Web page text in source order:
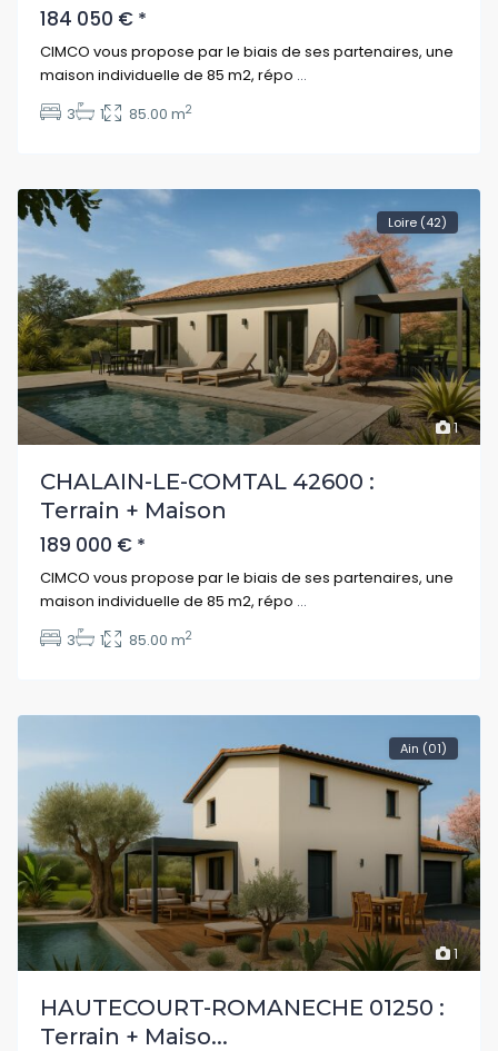
184 050 € *
CIMCO vous propose par le biais de ses partenaires, une
maison individuelle de 85 m2, répo
3 1 85.00 m2
1
Loire (42)
CHALAIN-LE-COMTAL 42600 :
Terrain + Maison
189 000 € *
CIMCO vous propose par le biais de ses partenaires, une
maison individuelle de 85 m2, répo
3 1 85.00 m2
1
Ain (01)
HAUTECOURT-ROMANECHE 01250 :
Terrain + Maiso...